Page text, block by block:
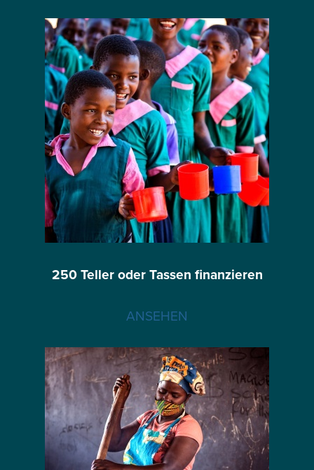
250 Teller oder Tassen finanzieren
ANSEHEN